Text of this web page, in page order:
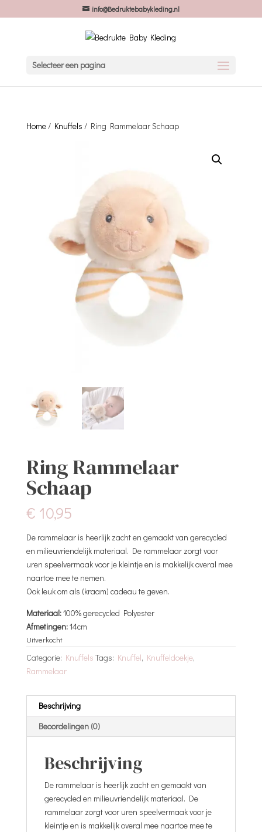
info@Bedruktebabykleding.nl
Selecteer een pagina
Home/ Knuffels / Ring Rammelaar Schaap
Ring Rammelaar
Schaap
€ 10,95
De rammelaar is heerlijk zacht en gemaakt van gerecycled
en milieuvriendelijk materiaal. De rammelaar zorgt voor
uren speelvermaak voor je kleintje en is makkelijk overal mee
naartoe mee te nemen.
Ook leuk om als (kraam) cadeau te geven.
Materiaal:100% gerecycled Polyester
Afmetingen:14cm
Uitverkocht
Categorie: Knuffels Tags: Knuffel, Knuffeldoekje,
Rammelaar
Beschrijving
Beoordelingen (0)
Beschrijving
De rammelaar is heerlijk zacht en gemaakt van
gerecycled en milieuvriendelijk materiaal. De
rammelaar zorgt voor uren speelvermaak voor je
kleintje en is makkelijk overal mee naartoe mee te